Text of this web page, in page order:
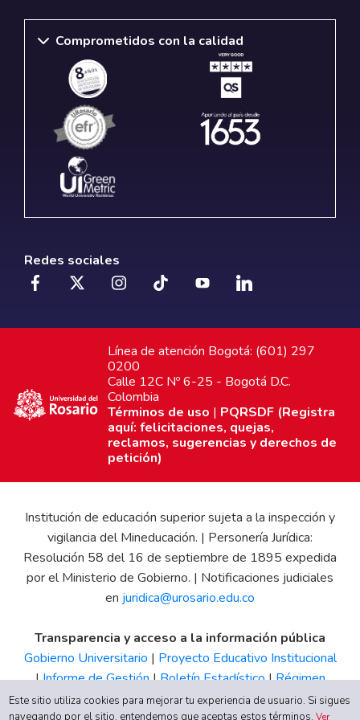
Comprometidos con la calidad
Redes sociales
Línea de atención Bogotá: (601) 297
0200
Calle 12C Nº 6-25 - Bogotá D.C.
Colombia
Términos de uso | PQRSDF (Registra
aquí: felicitaciones, quejas,
reclamos, sugerencias y derechos de
petición)
Institución de educación superior sujeta a la inspección y
vigilancia del Mineducación. | Personería Jurídica:
Resolución 58 del 16 de septiembre de 1895 expedida
por el Ministerio de Gobierno. | Notificaciones judiciales
en juridica@urosario.edu.co
Transparencia y acceso a la información pública
Gobierno Universitario | Proyecto Educativo Institucional
|Informe de Gestión|Boletín Estadístico|Régimen
Tributario|Estados Financieros |Código de Ética| Canal
Este sitio utiliza cookies para mejorar tu experiencia de usuario. Si sigues
navegando por el sitio, entendemos que aceptas estos términos.Ver